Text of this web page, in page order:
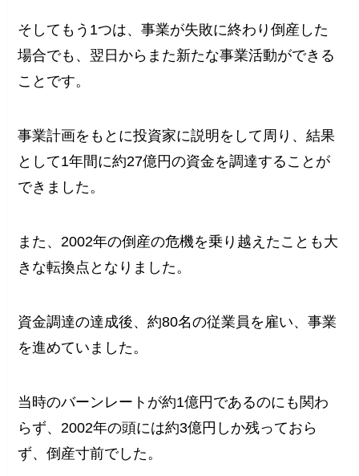
そしてもう1つは、事業が失敗に終わり倒産した
場合でも、翌日からまた新たな事業活動ができる
ことです。
事業計画をもとに投資家に説明をして周り、結果
として1年間に約27億円の資金を調達することが
できました。
また、2002年の倒産の危機を乗り越えたことも大
きな転換点となりました。
資金調達の達成後、約80名の従業員を雇い、事業
を進めていました。
当時のバーンレートが約1億円であるのにも関わ
らず、2002年の頭には約3億円しか残っておら
ず、倒産寸前でした。